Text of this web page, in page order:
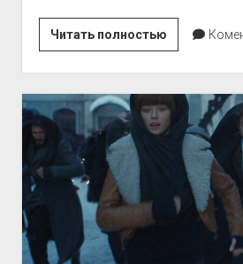
Читать полностью
или
вершители